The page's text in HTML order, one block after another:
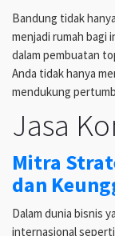
Bandung tidak
menjadi rumah
dalam pembuatan
Anda tidak hanya
mendukung
Jasa
Mitra
dan
Dalam dunia bisnis
internasional